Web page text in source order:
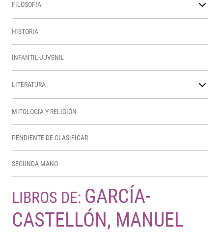
FILOSOFIA
HISTORIA
INFANTIL-JUVENIL
LITERATURA
MITOLOGIA Y RELIGIÓN
PENDIENTE DE CLASIFICAR
SEGUNDA MANO
LIBROS DE: GARCÍA-
CASTELLÓN, MANUEL